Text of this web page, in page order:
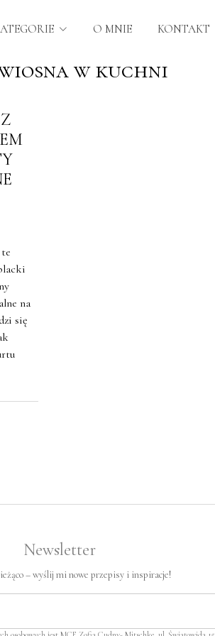
O MNIE KONTAKT
w kuchni
na
się
Newsletter
– wyślij mi nowe przepisy i inspiracje!